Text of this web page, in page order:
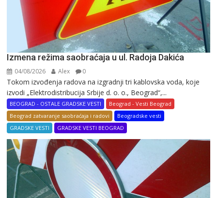
Izmena režima saobraćaja u ul. Radoja Dakića
04/08/2026 Alex 0
Tokom izvođenja radova na izgradnji tri kablovska voda, koje
izvodi „Elektrodistribucija Srbije d. o. o., Beograd“,...
BEOGRAD - OSTALE GRADSKE VESTI
Beograd - Vesti Beograd
Beograd zatvaranje saobraćaja i radovi
Beogradske vesti
GRADSKE VESTI
GRADSKE VESTI BEOGRAD